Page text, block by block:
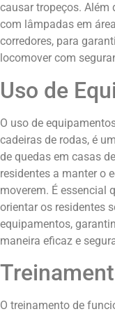
causar tropeços. Além
com lâmpadas em
corredores, para
locomover com
Uso de
O uso de
cadeiras de rodas, é
de quedas em casas
residentes a manter o
moverem. É essencial
orientar os residentes
equipamentos,
maneira eficaz e
O treinamento de